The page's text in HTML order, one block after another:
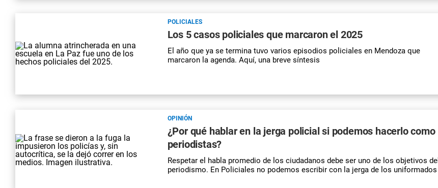
POLICIALES
Los 5 casos policiales que marcaron el 2025
El año que ya se termina tuvo varios episodios policiales en Mendoza que
marcaron la agenda. Aquí, una breve síntesis
OPINIÓN
¿Por qué hablar en la jerga policial si podemos hacerlo como
periodistas?
Respetar el habla promedio de los ciudadanos debe ser uno de los objetivos del
periodismo. En Policiales no podemos escribir con la jerga de los uniformados